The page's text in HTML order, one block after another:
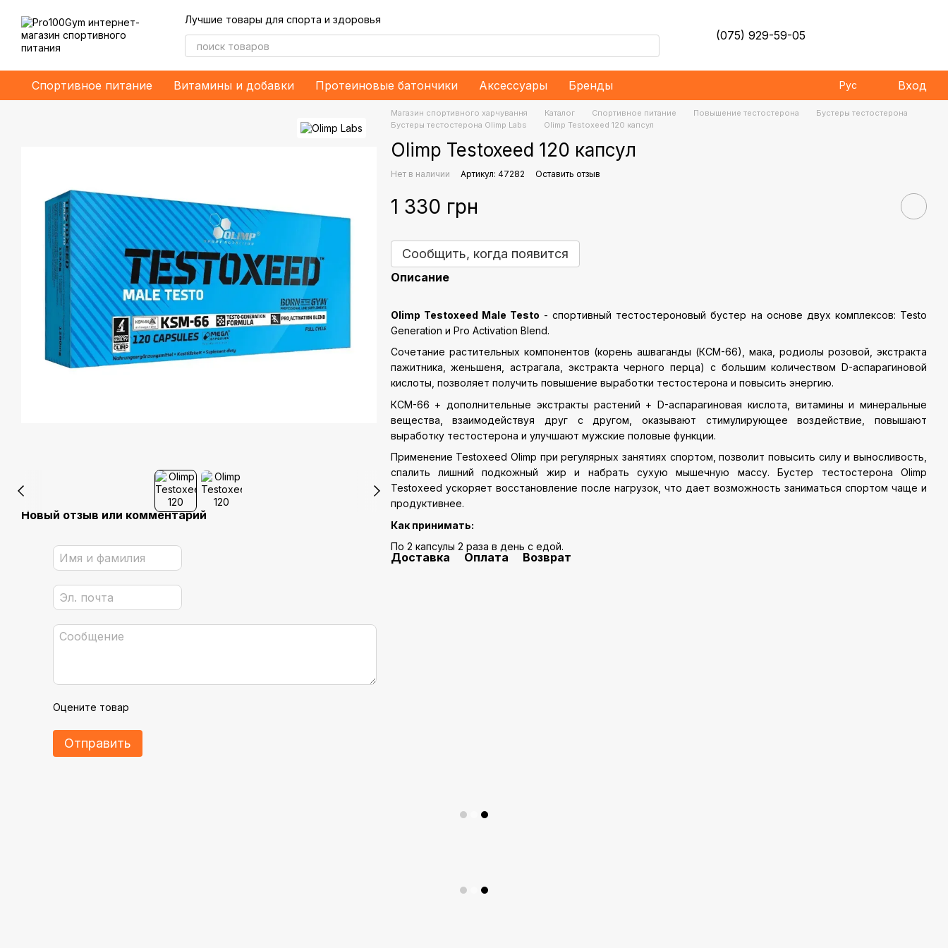
Лучшие товары для спорта и здоровья
(075) 929-59-05
Спортивное питание Витамины и добавки Протеиновые батончики Аксессуары Бренды Рус Вход
Новый отзыв или комментарий
Оцените товар
Отправить
Магазин спортивного харчування Каталог Спортивное питание Повышение тестостерона
Бустеры тестостерона
Бустеры тестостерона Olimp Labs
Olimp Testoxeed 120 капсул
Olimp Testoxeed 120 капсул
Нет в наличии Артикул: 47282 Оставить отзыв
1 330 грн
Сообщить, когда появится
Описание
Olimp Testoxeed Male Testo - спортивный тестостероновый бустер на основе двух комплексов: Testo
Generation и Pro Activation Blend.
Сочетание растительных компонентов (корень ашваганды (КСМ-66), мака, родиолы розовой, экстракта
пажитника, женьшеня, астрагала, экстракта черного перца) с большим количеством D-аспарагиновой
кислоты, позволяет получить повышение выработки тестостерона и повысить энергию.
КСМ-66 + дополнительные экстракты растений + D-аспарагиновая кислота, витамины и минеральные
вещества, взаимодействуя друг с другом, оказывают стимулирующее воздействие, повышают
выработку тестостерона и улучшают мужские половые функции.
Применение Testoxeed Olimp при регулярных занятиях спортом, позволит повысить силу и выносливость,
спалить лишний подкожный жир и набрать сухую мышечную массу. Бустер тестостерона Olimp
Testoxeed ускоряет восстановление после нагрузок, что дает возможность заниматься спортом чаще и
продуктивнее.
Как принимать:
По 2 капсулы 2 раза в день с едой.
Доставка Оплата Возврат